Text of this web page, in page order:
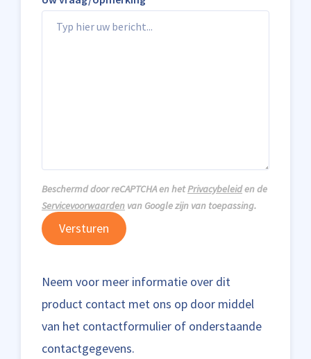
Beschermd door reCAPTCHA en hetPrivacybeleiden de
Servicevoorwaarden van Google zijn van toepassing.
Versturen
Neem voor meer informatie over dit
product contact met ons op door middel
van het contactformulier of onderstaande
contactgegevens.